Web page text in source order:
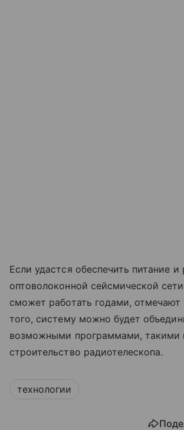
Если удастся обеспечить питание и
оптоволоконной сейсмической
сможет работать годами,
того, систему можно будет
возможными программами, такими
строительство радиотелескопа.
технологии